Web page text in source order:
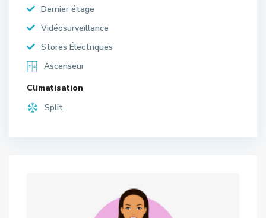
Dernier étage
Vidéosurveillance
Stores Électriques
Ascenseur
Climatisation
Split